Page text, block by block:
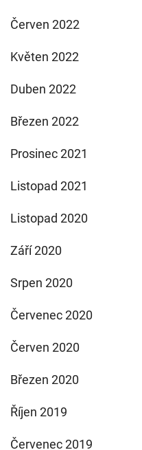
Červen 2022
Květen 2022
Duben 2022
Březen 2022
Prosinec 2021
Listopad 2021
Listopad 2020
Září 2020
Srpen 2020
Červenec 2020
Červen 2020
Březen 2020
Říjen 2019
Červenec 2019